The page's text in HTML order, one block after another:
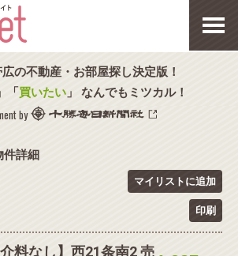
の不動産・お部屋探し決定版！
「買いたい」 なんでもミツカル！
by
件詳細
マイリストに追加
印刷
料なし】西21条南2 売